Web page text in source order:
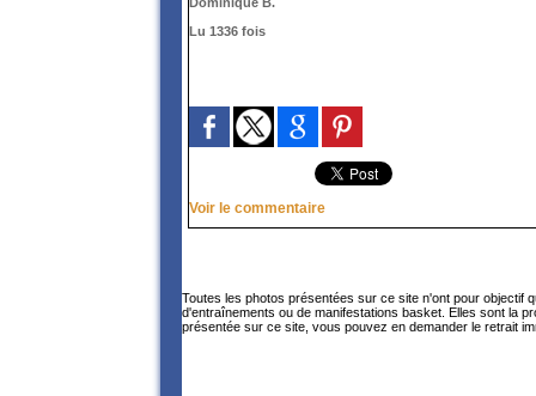
Lu 1336 fois
Voir le commentaire
Toutes les photos présentées sur ce site n'ont pour objectif
d'entraînements ou de manifestations basket. Elles sont la
présentée sur ce site, vous pouvez en demander le retrait